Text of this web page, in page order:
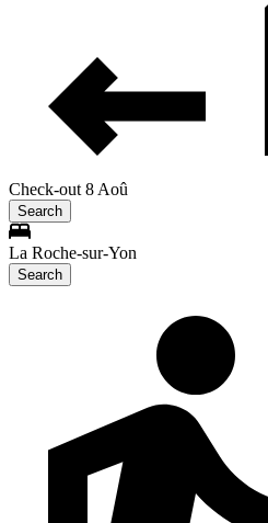
Check-out 8 Aoû
Search
La Roche-sur-Yon
Search